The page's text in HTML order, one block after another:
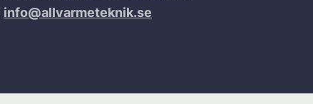
info@allvarmeteknik.se